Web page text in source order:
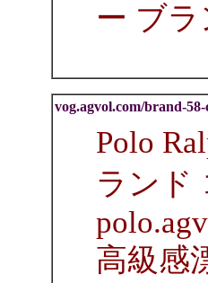
ー ブラ
vog.agvol.com/brand-
Polo
ランド
高級感